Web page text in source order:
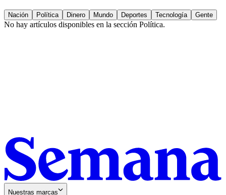
Nación Política Dinero Mundo Deportes Tecnología Gente
No hay artículos disponibles en la sección Política.
Nuestras marcas